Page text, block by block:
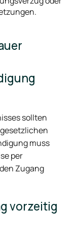
sollten
muss
per
Zugang
vorzeitig